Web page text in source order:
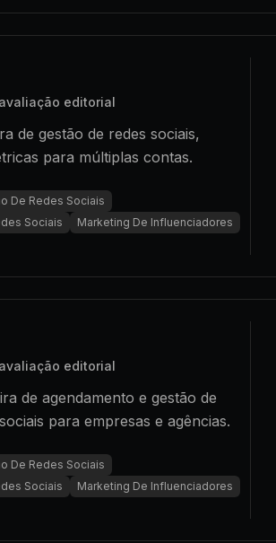
avaliação editorial
de gestão de redes sociais,
para múltiplas contas.
De Redes Sociais
Sociais
Marketing De Influenciadores
avaliação editorial
de agendamento e gestão de
para empresas e agências.
De Redes Sociais
Sociais
Marketing De Influenciadores